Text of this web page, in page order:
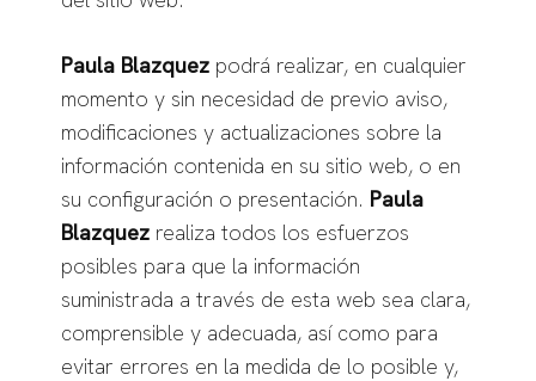
Paula Blazquezpodrá realizar, en cualquier
momento y sin necesidad de previo aviso,
modificaciones y actualizaciones sobre la
información contenida en su sitio web, o en
su configuración o presentación. Paula
Blazquez realiza todos los esfuerzos
posibles para que la información
suministrada a través de esta web sea clara,
comprensible y adecuada, así como para
evitar errores en la medida de lo posible y,